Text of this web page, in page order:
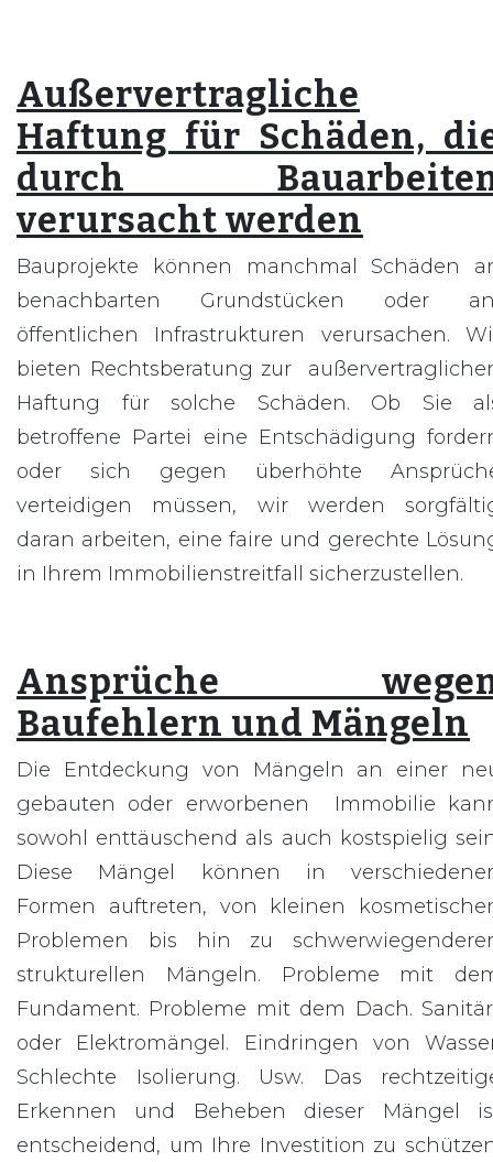
Außervertragliche
Haftung für Schäden,
durch
verursacht werden
Bauprojekte können manchmal Schäden
benachbarten Grundstücken oder
öffentlichen Infrastrukturen verursachen.
bieten Rechtsberatung zur
Haftung für solche Schäden. Ob Sie
betroffene Partei eine Entschädigung
oder sich gegen überhöhte
verteidigen müssen, wir werden
daran arbeiten, eine faire und gerechte
in Ihrem Immobilienstreitfall sicherzustellen.
Ansprüche
Baufehlern und Mängeln
Die Entdeckung von Mängeln an einer
gebauten oder erworbenen Immobilie
sowohl enttäuschend als auch kostspielig
Diese Mängel können in
Formen auftreten, von kleinen
Problemen bis hin zu
strukturellen Mängeln. Probleme mit
Fundament. Probleme mit dem Dach.
oder Elektromängel. Eindringen von
Schlechte Isolierung. Usw. Das
Erkennen und Beheben dieser Mängel
entscheidend, um Ihre Investition zu